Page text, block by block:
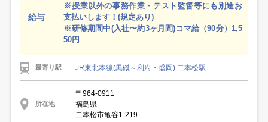
給与
※授業以外の事務作業・テスト監督等にも別途お
支払いします！(規定あり)
※研修期間中(入社〜約3ヶ月間)コマ給（90分）1,5
50円
最寄り駅 JR東北本線(黒磯～利府・盛岡) 二本松駅
所在地
〒964-0911
福島県
二本松市亀谷1-219